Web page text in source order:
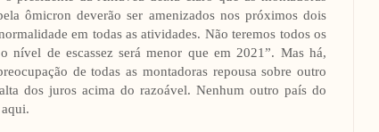
ômicron deverão ser amenizados nos próximos dois
em todas as atividades. Não teremos todos os
nível de escassez será menor que em 2021”. Mas há,
de todas as montadoras repousa sobre outro
dos juros acima do razoável. Nenhum outro país do